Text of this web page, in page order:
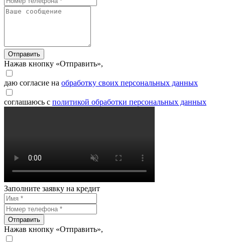
Отправить
Нажав кнопку «Отправить»,
даю согласие на обработку своих персональных данных
соглашаюсь с политикой обработки персональных данных
Заполните заявку на кредит
Отправить
Нажав кнопку «Отправить»,